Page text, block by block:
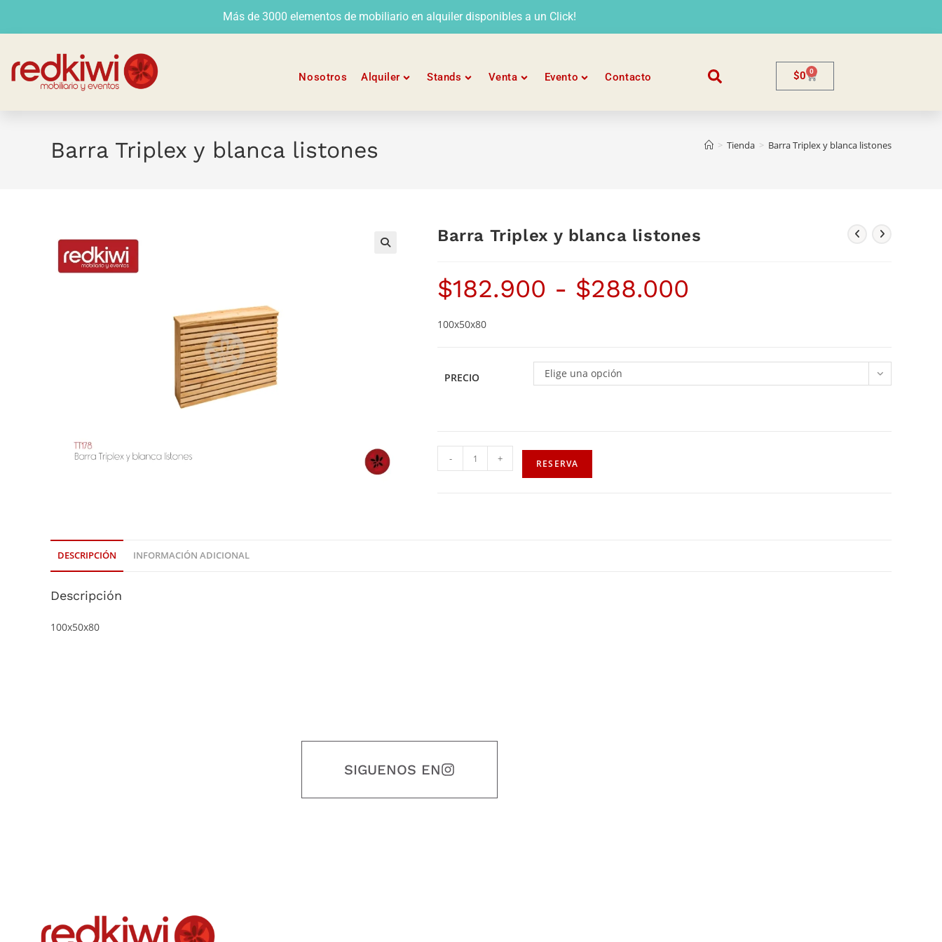
Más de 3000 elementos de mobiliario en alquiler disponibles a un Click!
Nosotros Alquiler Stands Venta Evento Contacto $0 0
Barra Triplex y blanca listones > Tienda > Barra Triplex y blanca listones
Barra Triplex y blanca listones
$182.900 - $288.000
100x50x80
PRECIO Elige una opción
- + RESERVA
DESCRIPCIÓN INFORMACIÓN ADICIONAL
Descripción
100x50x80
SIGUENOS EN